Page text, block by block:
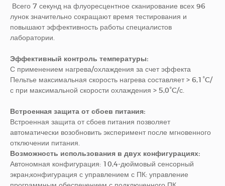
Всего 7 секунд на флуоресцентное сканирование всех 96
лунок значительно сокращают время тестирования и
повышают эффективность работы специалистов
лаборатории.
Эффективный контроль температуры:
С применением нагрева/охлаждения за счет эффекта
Пельтье максимальная скорость нагрева составляет > 6,1°C/
с при максимальной скорости охлаждения > 5,0°C/с.
Встроенная защита от сбоев питания:
Встроенная защита от сбоев питания позволяет
автоматически возобновить эксперимент после мгновенного
отключении питания.
Возможность использования в двух конфигурациях:
Автономная конфигурация: 10,4-дюймовый сенсорный
экран;конфигурация с управлением с ПК: управление